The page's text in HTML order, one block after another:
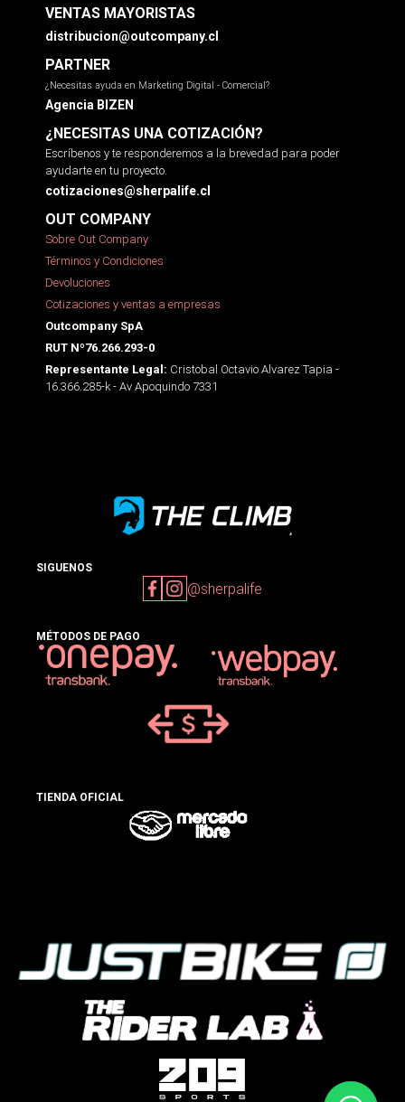
VENTAS MAYORISTAS
distribucion@outcompany.cl
PARTNER
¿Necesitas ayuda en Marketing Digital - Comercial?
Agencia BIZEN
¿NECESITAS UNA COTIZACIÓN?
Escríbenos y te responderemos a la brevedad para poder
ayudarte en tu proyecto.
cotizaciones@sherpalife.cl
OUT COMPANY
Sobre Out Company
Términos y Condiciones
Devoluciones
Cotizaciones y ventas a empresas
Outcompany SpA
RUT Nº76.266.293-0
Representante Legal: Cristobal Octavio Alvarez Tapia -
16.366.285-k - Av Apoquindo 7331
SIGUENOS
@sherpalife
MÉTODOS DE PAGO
TIENDA OFICIAL